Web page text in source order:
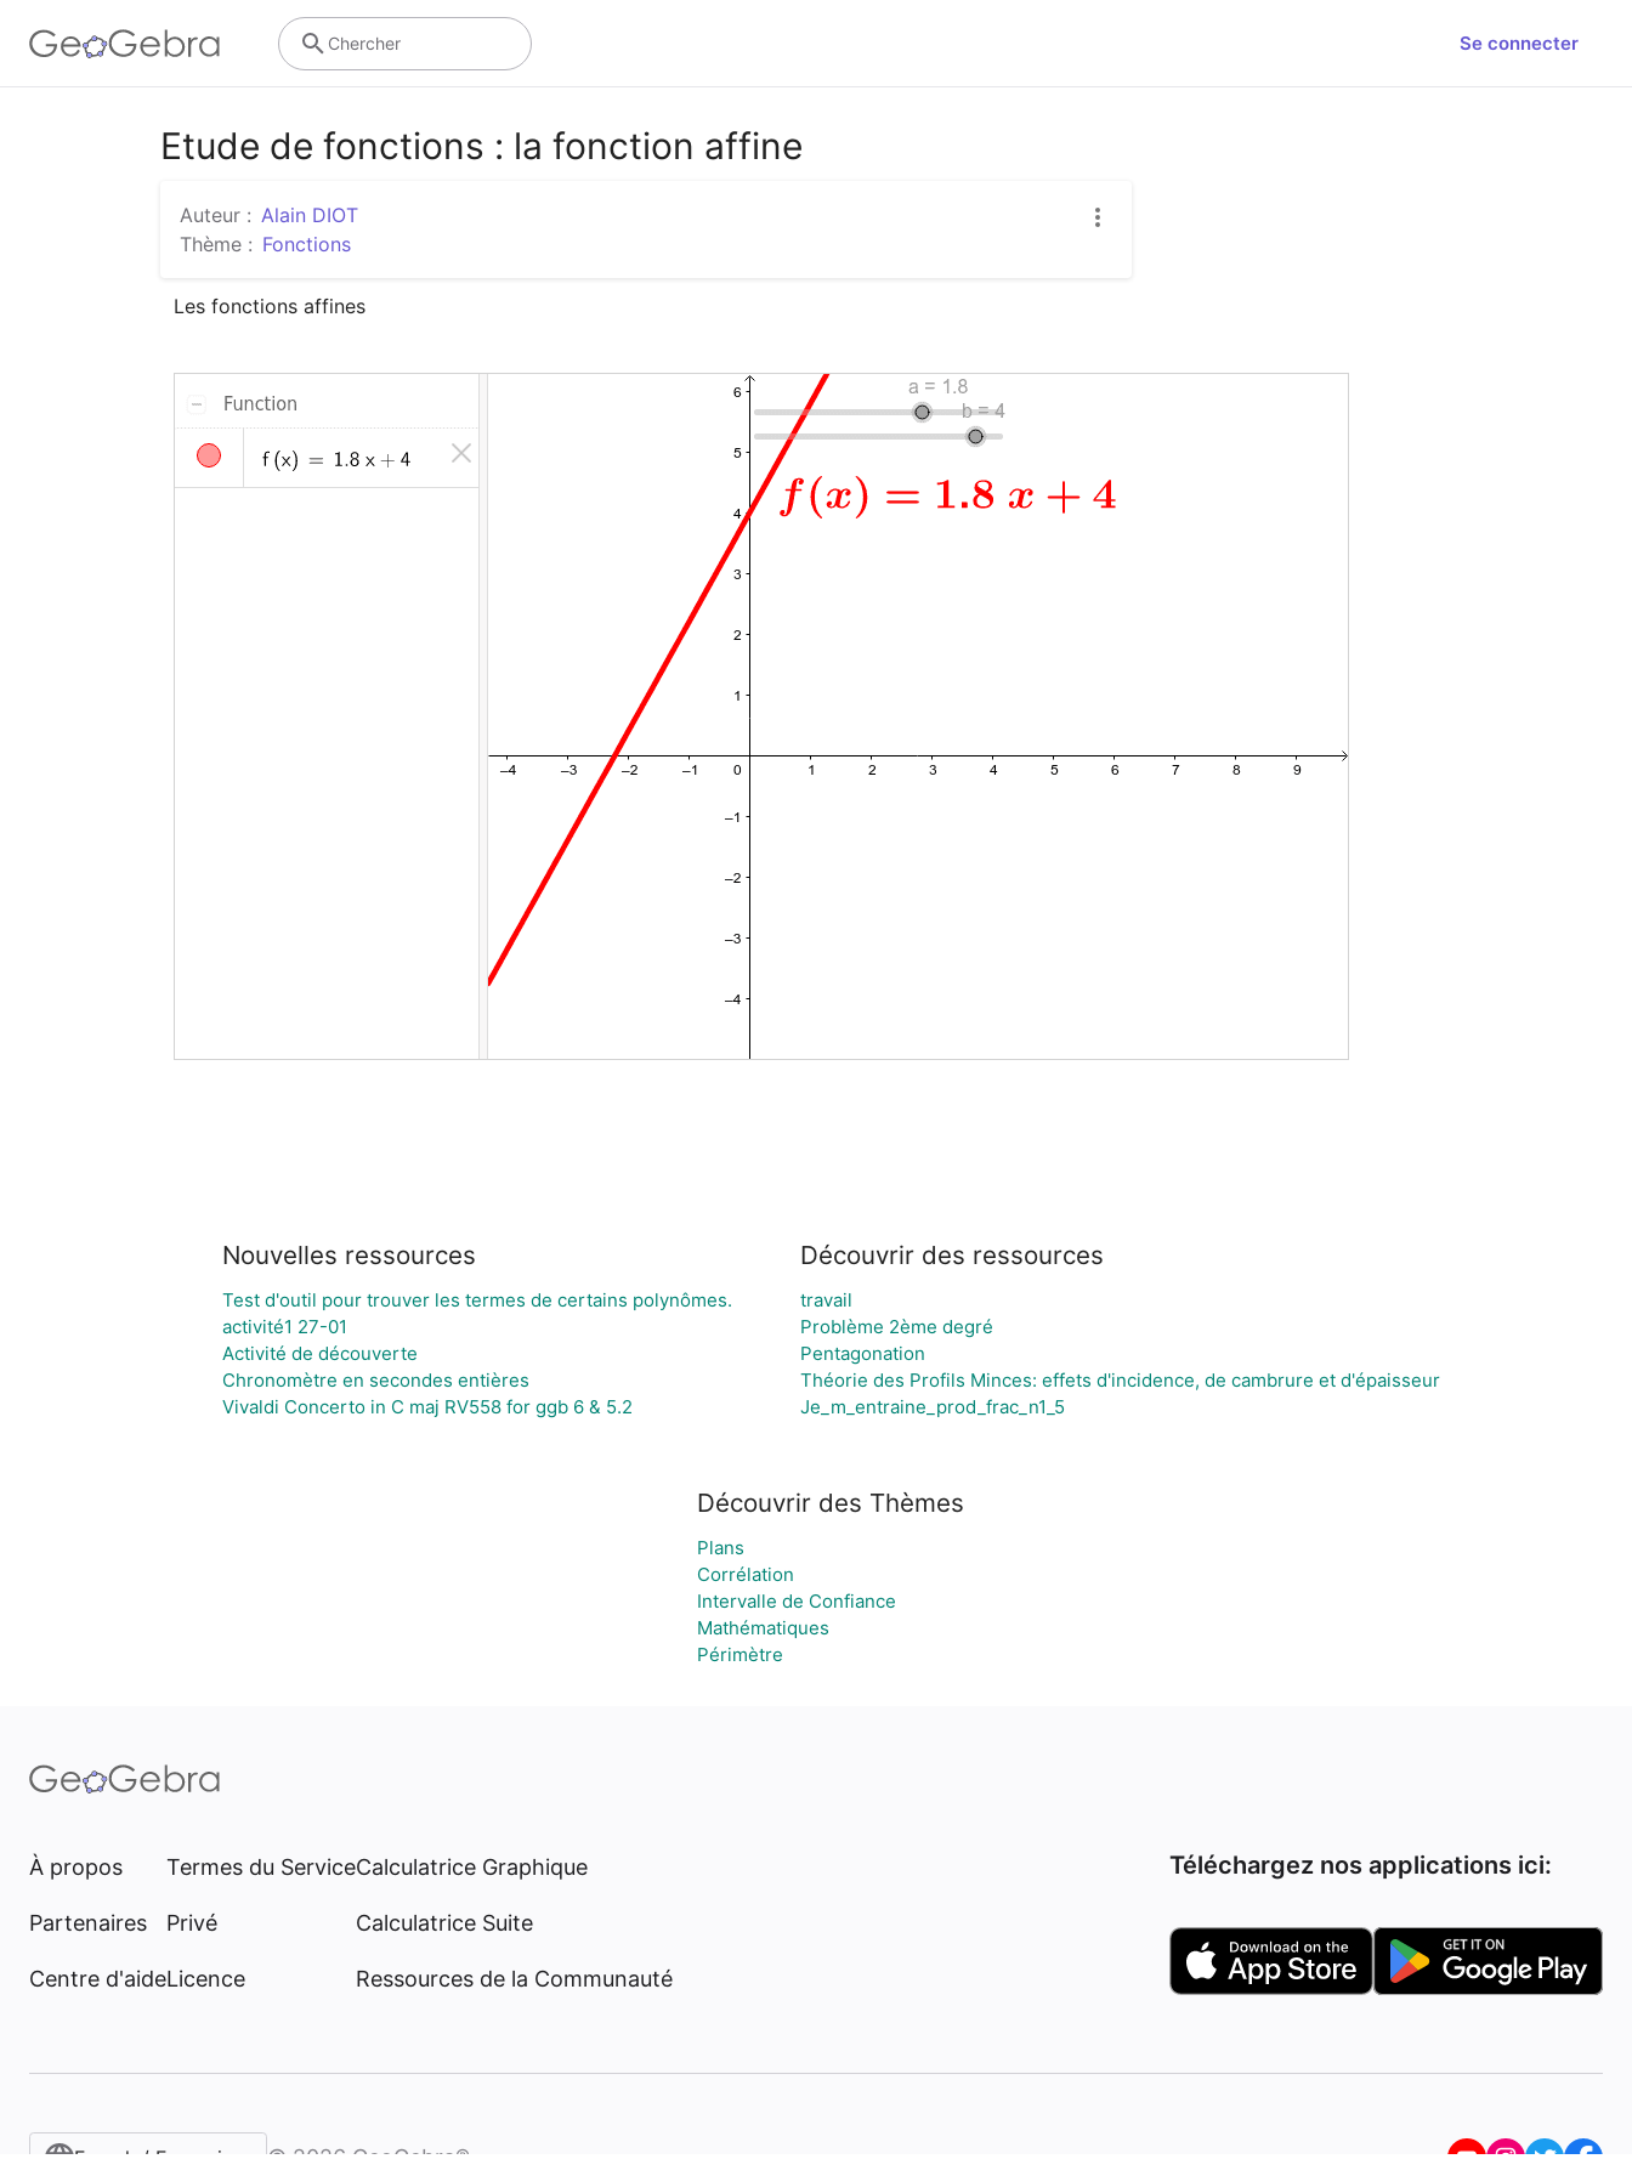
Se connecter
Chercher
Etude de fonctions : la fonction affine
Auteur : Alain DIOT
Thème : Fonctions
Les fonctions affines
Nouvelles ressources
Test d'outil pour trouver les termes de certains polynômes.
activité1 27-01
Activité de découverte
Chronomètre en secondes entières
Vivaldi Concerto in C maj RV558 for ggb 6 & 5.2
Découvrir des ressources
travail
Problème 2ème degré
Pentagonation
Théorie des Profils Minces: effets d'incidence, de cambrure et d'épaisseur
Je_m_entraine_prod_frac_n1_5
Découvrir des Thèmes
Plans
Corrélation
Intervalle de Confiance
Mathématiques
Périmètre
À propos
Partenaires
Centre d'aide
Termes du Service
Privé
Licence
Calculatrice Graphique
Calculatrice Suite
Ressources de la Communauté
Téléchargez nos applications ici:
French / Français‎ © 2026 GeoGebra®